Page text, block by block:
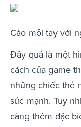
Cào mỏi tay với
Đây quả là một
cách của game
những chiếc thẻ
sức mạnh. Tuy
càng thêm đặc